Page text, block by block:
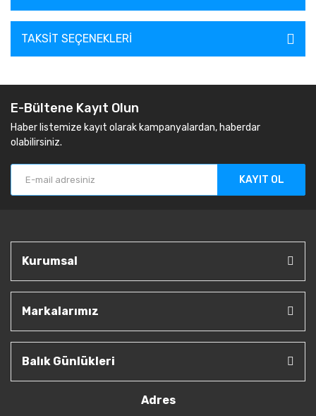
TAKSIT SEÇENEKLERI
E-Bültene Kayıt Olun
Haber listemize kayıt olarak kampanyalardan, haberdar
olabilirsiniz.
KAYIT OL
Kurumsal
Markalarımız
Balık Günlükleri
Adres